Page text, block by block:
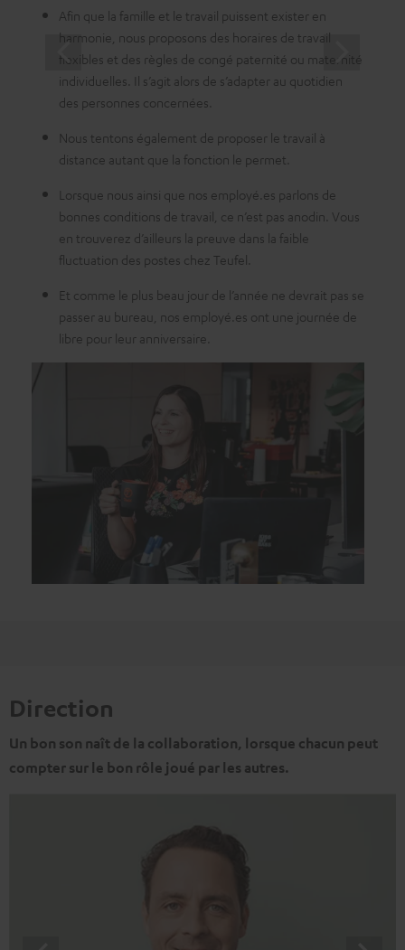
Afin que la famille et le travail puissent exister en
harmonie, nous proposons des horaires de travail
flexibles et des règles de congé paternité ou maternité
individuelles. Il s’agit alors de s’adapter au quotidien
des personnes concernées.
Nous tentons également de proposer le travail à
distance autant que la fonction le permet.
Lorsque nous ainsi que nos employé.es parlons de
bonnes conditions de travail, ce n’est pas anodin. Vous
en trouverez d’ailleurs la preuve dans la faible
fluctuation des postes chez Teufel.
Et comme le plus beau jour de l’année ne devrait pas se
passer au bureau, nos employé.es ont une journée de
libre pour leur anniversaire.
Direction
Un bon son naît de la collaboration, lorsque chacun peut
compter sur le bon rôle joué par les autres.